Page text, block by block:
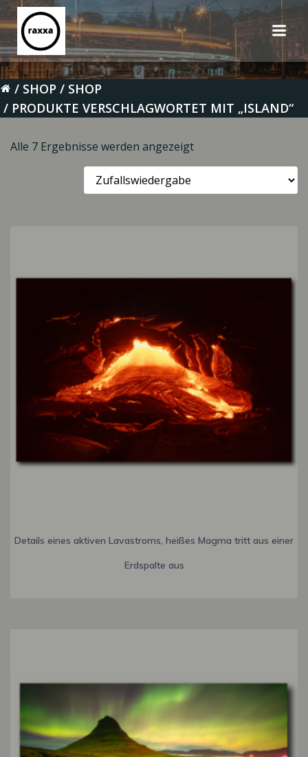
Zum
Inhalt
springen
SHOP
SHOP
PRODUKTE VERSCHLAGWORTET MIT „ISLAND“
Alle 7 Ergebnisse werden angezeigt
Details eines aktiven Lavastroms, heißes Magma tritt aus einer
Erdspalte aus